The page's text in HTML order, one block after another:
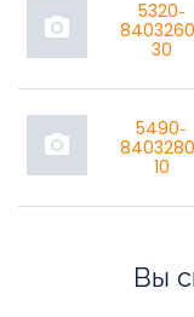
photo_camera
5320-
30
photo_camera
5490-
10
Вы